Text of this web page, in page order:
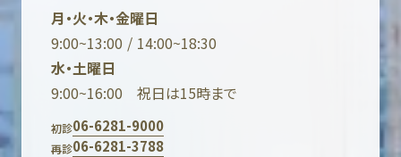
月・火・木・金曜日
9:00~13:00 / 14:00~18:30
水・土曜日
9:00~16:00 祝日は15時まで
初診06-6281-9000
再診06-6281-3788